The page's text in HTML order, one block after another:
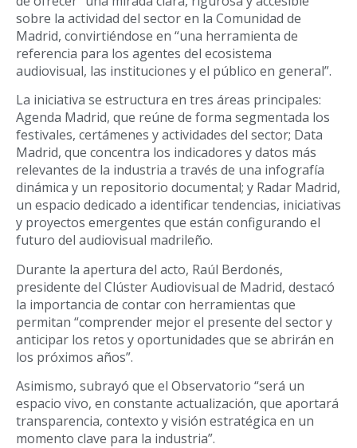
sobre la actividad del sector en la Comunidad de
Madrid, convirtiéndose en “una herramienta de
referencia para los agentes del ecosistema
audiovisual, las instituciones y el público en general”.
La iniciativa se estructura en tres áreas principales:
Agenda Madrid, que reúne de forma segmentada los
festivales, certámenes y actividades del sector; Data
Madrid, que concentra los indicadores y datos más
relevantes de la industria a través de una infografía
dinámica y un repositorio documental; y Radar Madrid,
un espacio dedicado a identificar tendencias, iniciativas
y proyectos emergentes que están configurando el
futuro del audiovisual madrileño.
Durante la apertura del acto, Raúl Berdonés,
presidente del Clúster Audiovisual de Madrid, destacó
la importancia de contar con herramientas que
permitan “comprender mejor el presente del sector y
anticipar los retos y oportunidades que se abrirán en
los próximos años”.
Asimismo, subrayó que el Observatorio “será un
espacio vivo, en constante actualización, que aportará
transparencia, contexto y visión estratégica en un
momento clave para la industria”.